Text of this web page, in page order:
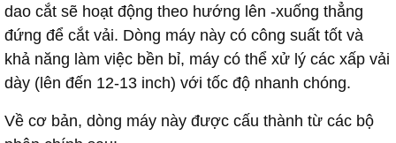
dao cắt sẽ hoạt động theo hướng lên -xuống thẳng
đứng để cắt vải. Dòng máy này có công suất tốt và
khả năng làm việc bền bỉ, máy có thể xử lý các xấp vải
dày (lên đến 12-13 inch) với tốc độ nhanh chóng.
Về cơ bản, dòng máy này được cấu thành từ các bộ